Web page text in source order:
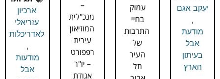
יעקב אגם
,
מודעת
אבל
בעיתון
הארץ
עמוק
בחיי
התרבות
של
העיר
תל
–
מנכ"לית
המוזיאון
עירית
רפפורט
– יו"ר
אגודת
ארכיון
עזריאלי
לאדריכלות
,
מודעות
אבל